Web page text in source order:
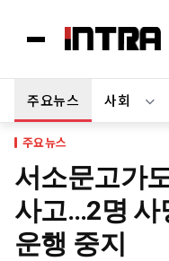
주요뉴스 사회
주요뉴스
서소문고가
사고…2명 사
운행 중지